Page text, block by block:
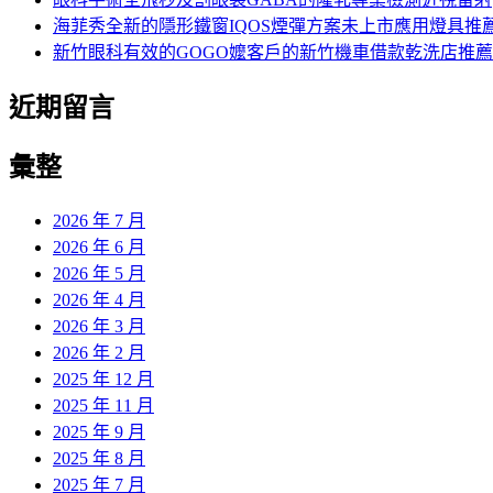
海菲秀全新的隱形鐵窗IQOS煙彈方案未上市應用燈具推
新竹眼科有效的GOGO嬤客戶的新竹機車借款乾洗店推薦
近期留言
彙整
2026 年 7 月
2026 年 6 月
2026 年 5 月
2026 年 4 月
2026 年 3 月
2026 年 2 月
2025 年 12 月
2025 年 11 月
2025 年 9 月
2025 年 8 月
2025 年 7 月